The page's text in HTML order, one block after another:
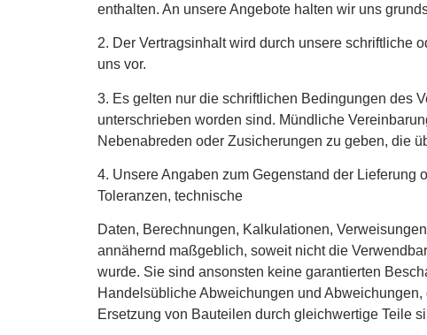
enthalten. An unsere Angebote halten wir uns
2. Der Vertragsinhalt wird durch unsere schriftliche
uns vor.
3. Es gelten nur die schriftlichen Bedingungen des
unterschrieben worden sind. Mündliche
Nebenabreden oder Zusicherungen zu geben, die
4. Unsere Angaben zum Gegenstand der Lieferung
Toleranzen, technische
Daten, Berechnungen, Kalkulationen,
annähernd maßgeblich, soweit nicht die
wurde. Sie sind ansonsten keine garantierten
Handelsübliche Abweichungen und
Ersetzung von Bauteilen durch gleichwertige Teile